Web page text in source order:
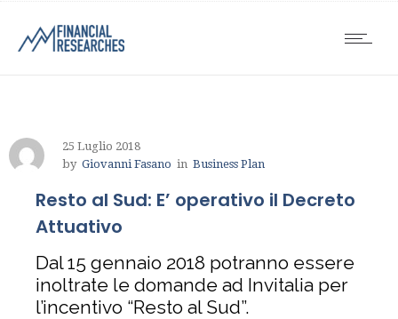
25 Luglio 2018
by Giovanni Fasano in Business Plan
Resto al Sud: E’ operativo il Decreto
Attuativo
Dal 15 gennaio 2018 potranno essere
inoltrate le domande ad Invitalia per
l’incentivo “Resto al Sud”.